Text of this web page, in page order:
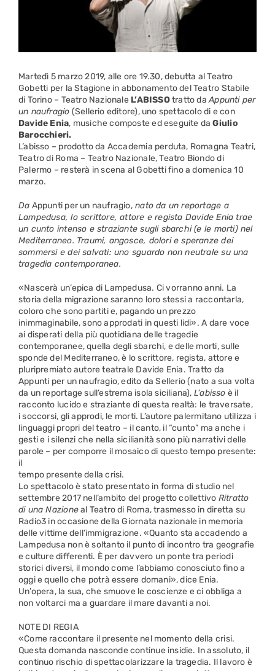
Martedì 5 marzo 2019, alle ore 19.30, debutta al Teatro
Gobetti per la Stagione in abbonamento del Teatro Stabile
di Torino – Teatro Nazionale L’ABISSOtratto daAppunti per
un naufragio (Sellerio editore), uno spettacolo di e con
Davide Enia, musiche composte ed eseguite da Giulio
Barocchieri.
L’abisso – prodotto da Accademia perduta, Romagna Teatri,
Teatro di Roma – Teatro Nazionale, Teatro Biondo di
Palermo – resterà in scena al Gobetti fino a domenica 10
marzo.
Da Appunti per un naufragio,nato da un reportage a
Lampedusa, lo scrittore, attore e regista Davide Enia trae
un cunto intenso e straziante sugli sbarchi (e le morti) nel
Mediterraneo. Traumi, angosce, dolori e speranze dei
sommersi e dei salvati: uno sguardo non neutrale su una
tragedia contemporanea.
«Nascerà un’epica di Lampedusa. Ci vorranno anni. La
storia della migrazione saranno loro stessi a raccontarla,
coloro che sono partiti e, pagando un prezzo
inimmaginabile, sono approdati in questi lidi». A dare voce
ai disperati della più quotidiana delle tragedie
contemporanee, quella degli sbarchi, e delle morti, sulle
sponde del Mediterraneo, è lo scrittore, regista, attore e
pluripremiato autore teatrale Davide Enia. Tratto da
Appunti per un naufragio, edito da Sellerio (nato a sua volta
da un reportage sull’estrema isola siciliana), L’abisso è il
racconto lucido e straziante di questa realtà: le traversate,
i soccorsi, gli approdi, le morti. L’autore palermitano utilizza i
linguaggi propri del teatro – il canto, il “cunto” ma anche i
gesti e i silenzi che nella sicilianità sono più narrativi delle
parole – per comporre il mosaico di questo tempo presente:
il
tempo presente della crisi.
Lo spettacolo è stato presentato in forma di studio nel
settembre 2017 nell’ambito del progetto collettivo Ritratto
di una Nazioneal Teatro di Roma, trasmesso in diretta su
Radio3 in occasione della Giornata nazionale in memoria
delle vittime dell’immigrazione. «Quanto sta accadendo a
Lampedusa non è soltanto il punto di incontro tra geografie
e culture differenti. È per davvero un ponte tra periodi
storici diversi, il mondo come l’abbiamo conosciuto fino a
oggi e quello che potrà essere domani», dice Enia.
Un’opera, la sua, che smuove le coscienze e ci obbliga a
non voltarci ma a guardare il mare davanti a noi.
NOTE DI REGIA
«Come raccontare il presente nel momento della crisi.
Questa domanda nasconde continue insidie. In assoluto, il
continuo rischio di spettacolarizzare la tragedia. Il lavoro è